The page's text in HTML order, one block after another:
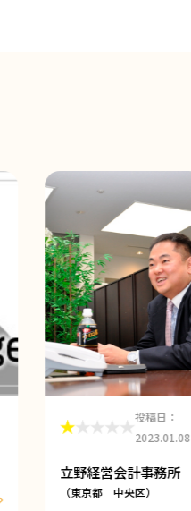
投稿日：
2023.01.08
立野経営会計事務所
（東京都 中央区）